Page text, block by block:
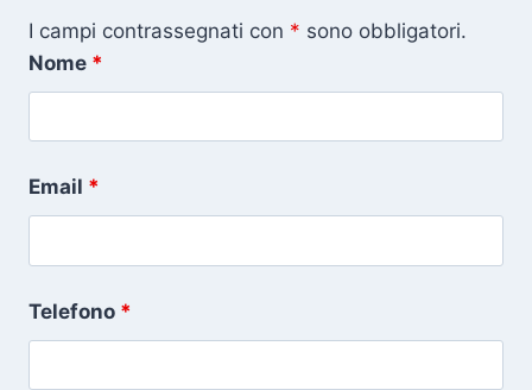
I campi contrassegnati con * sono obbligatori.
Nome *
Email *
Telefono *